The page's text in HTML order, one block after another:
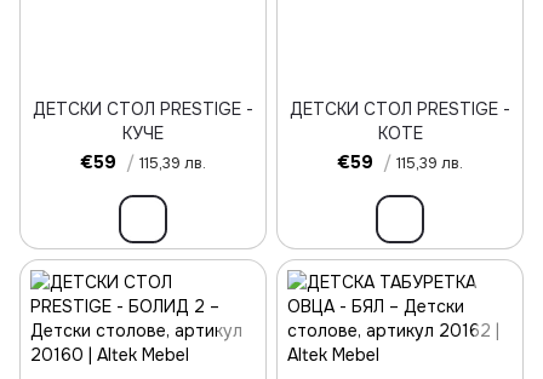
ДЕТСКИ СТОЛ PRESTIGE -
КУЧЕ
€59 / 115,39 лв.
ДЕТСКИ СТОЛ PRESTIGE -
КОТЕ
€59 / 115,39 лв.